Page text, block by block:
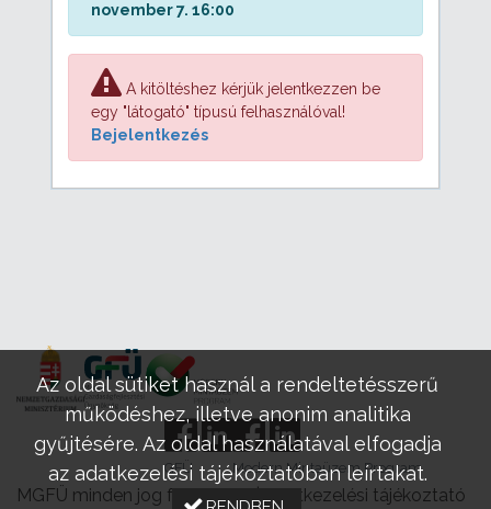
november 7. 16:00
A kitöltéshez kérjük jelentkezzen be
egy "látogató" típusú felhasználóval!
Bejelentkezés
GFÜ Modern Mintaüzem Program
MGFÜ minden jog fenntartva |Adatkezelési tájékoztató
Az oldal sütiket használ a rendeltetésszerű
működéshez, illetve anonim analitika
gyűjtésére. Az oldal használatával elfogadja
az adatkezelési tájékoztatóban leírtakat.